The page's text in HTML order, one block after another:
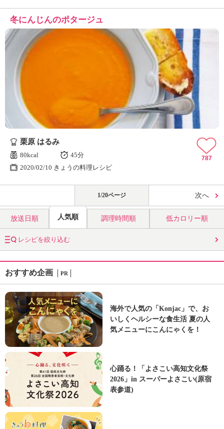
冬にんじんのポタージュ
栗原 はるみ
80kcal
45分
2020/02/10 きょうの料理レシピ
787
1/20ページ 次へ
放送日順 人気順 調理時間順 低カロリー順
レシピを絞り込む
おすすめ企画 PR
海外で人気の「Konjac」で、お
いしくヘルシーな食生活 夏の人
気メニューにこんにゃくを！
心踊る！「よさこい高知文化祭
2026」in スーパーよさこい(原宿
表参道)